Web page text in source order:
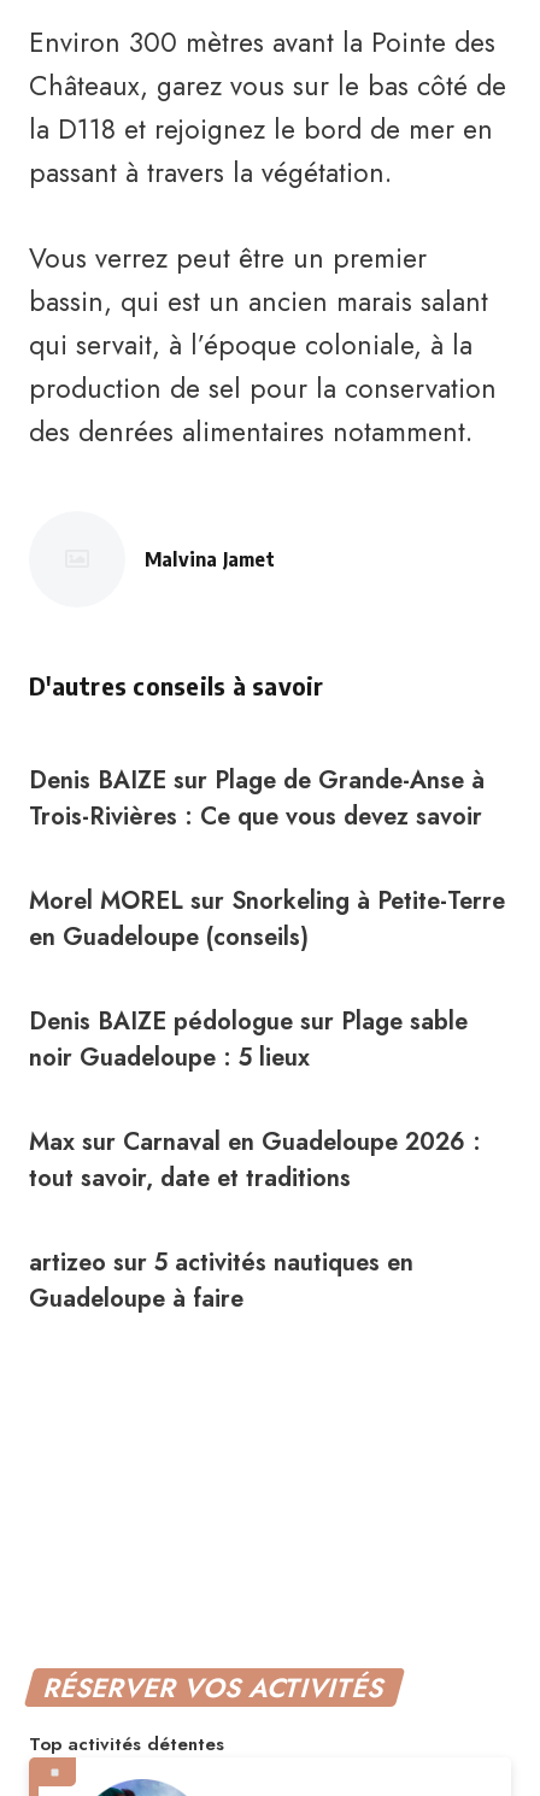
Environ 300 mètres avant la Pointe des
Châteaux, garez vous sur le bas côté de
la D118 et rejoignez le bord de mer en
passant à travers la végétation.
Vous verrez peut être un premier
bassin, qui est un ancien marais salant
qui servait, à l’époque coloniale, à la
production de sel pour la conservation
des denrées alimentaires notamment.
Malvina Jamet
D'autres conseils à savoir
Denis BAIZE sur Plage de Grande-Anse à
Trois-Rivières : Ce que vous devez savoir
Morel MOREL sur Snorkeling à Petite-Terre
en Guadeloupe (conseils)
Denis BAIZE pédologue sur Plage sable
noir Guadeloupe : 5 lieux
Max sur Carnaval en Guadeloupe 2026 :
tout savoir, date et traditions
artizeo sur 5 activités nautiques en
Guadeloupe à faire
RÉSERVER VOS ACTIVITÉS
Top activités détentes